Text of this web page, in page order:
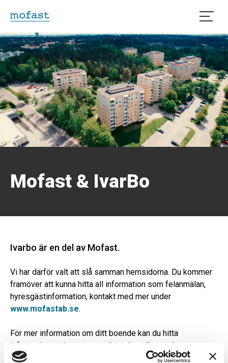
Mofast & IvarBo
Ivarbo är en del av Mofast.
Vi har därför valt att slå samman hemsidorna. Du kommer
framöver att kunna hitta all information som felanmälan,
hyresgästinformation, kontakt med mer under
www.mofastab.se.
För mer information om ditt boende kan du hitta
information under:
www.mofastab.se/bostader